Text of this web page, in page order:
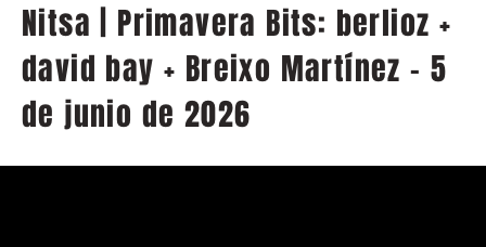
Nitsa | Primavera Bits: berlioz +
david bay + Breixo Martínez - 5
de junio de 2026